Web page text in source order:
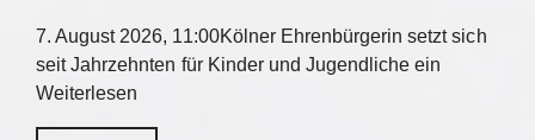
7. August 2026, 11:00Kölner Ehrenbürgerin setzt sich
seit Jahrzehnten für Kinder und Jugendliche ein
Weiterlesen